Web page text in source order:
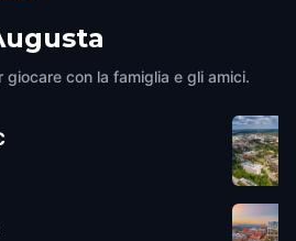
con la famiglia e gli amici.